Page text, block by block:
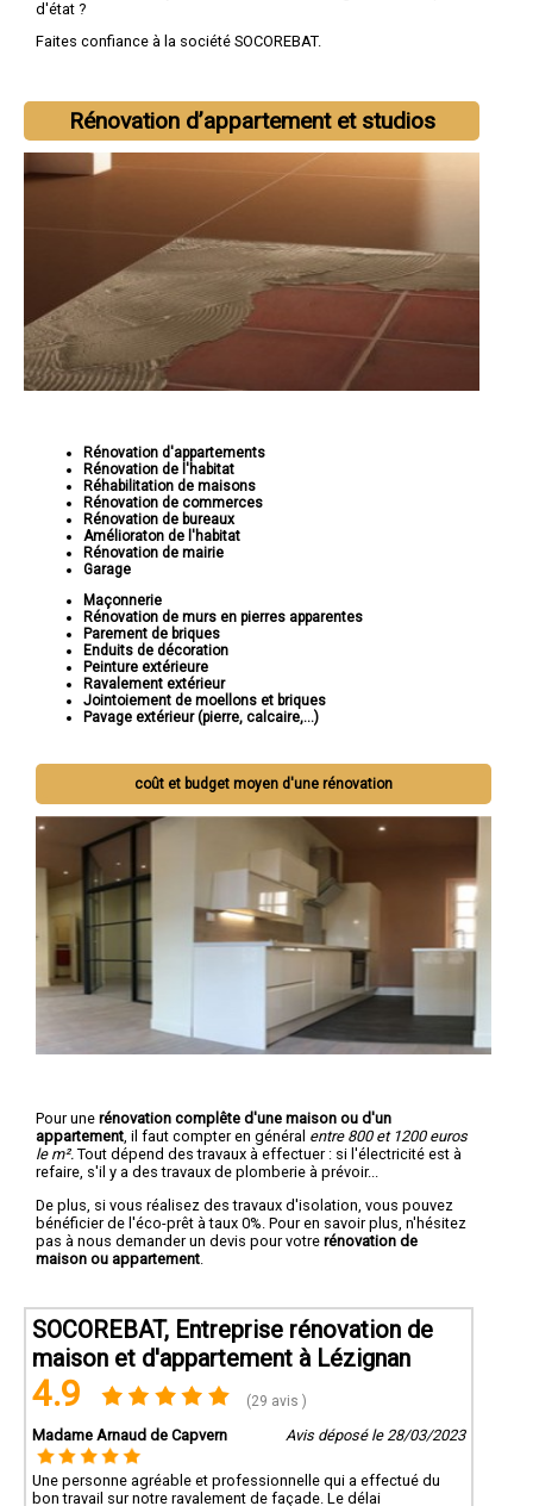
d'état ?
Faites confiance à la société SOCOREBAT.
Rénovation d’appartement et studios
Rénovation d'appartements
Rénovation de l'habitat
Réhabilitation de maisons
Rénovation de commerces
Rénovation de bureaux
Amélioraton de l'habitat
Rénovation de mairie
Garage
Maçonnerie
Rénovation de murs en pierres apparentes
Parement de briques
Enduits de décoration
Peinture extérieure
Ravalement extérieur
Jointoiement de moellons et briques
Pavage extérieur (pierre, calcaire,...)
coût et budget moyen d'une rénovation
Pour une rénovation complête d'une maison ou d'un
appartement , il faut compter en général entre 800 et 1200 euros
le m². Tout dépend des travaux à effectuer : si l'électricité est à
refaire, s'il y a des travaux de plomberie à prévoir...
De plus, si vous réalisez des travaux d'isolation, vous pouvez
bénéficier de l'éco-prêt à taux 0%. Pour en savoir plus, n'hésitez
pas à nous demander un devis pour votre rénovation de
maison ou appartement
SOCOREBAT, Entreprise rénovation de
maison et d'appartement à Lézignan
4.9 (29 avis )
Madame Arnaud de Capvern Avis déposé le 28/03/2023
Une personne agréable et professionnelle qui a effectué du
bon travail sur notre ravalement de façade. Le délai